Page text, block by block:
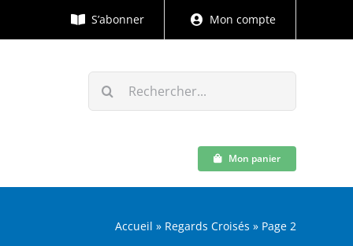
S’abonner Mon compte
Rechercher:
Mon panier
Accueil » Regards Croisés » Page 2